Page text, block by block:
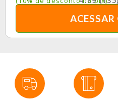
ACESSAR